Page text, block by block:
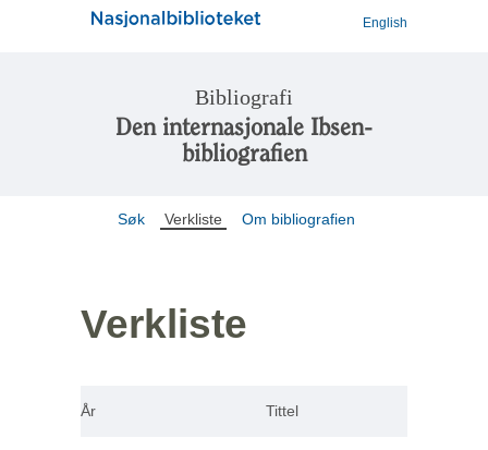
English
Bibliografi
Den internasjonale Ibsen-
bibliografien
Søk Verkliste Om bibliografien
Verkliste
År Tittel